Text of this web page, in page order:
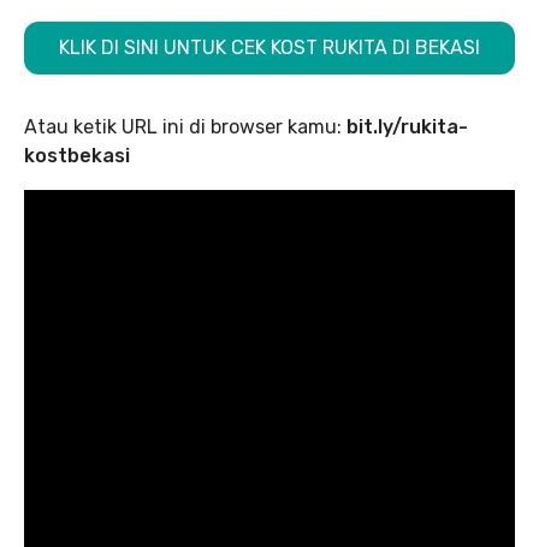
KLIK DI SINI UNTUK CEK KOST RUKITA DI BEKASI
Atau ketik URL ini di browser kamu: bit.ly/rukita-
kostbekasi